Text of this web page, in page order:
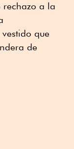
a la
que
de